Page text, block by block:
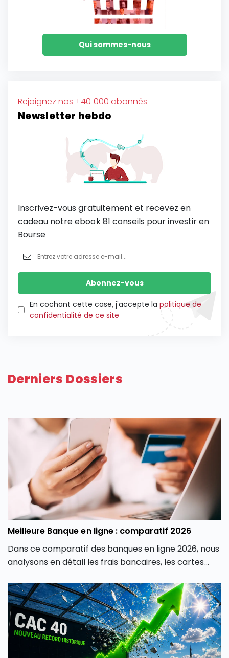
Qui sommes-nous
Rejoignez nos +40 000 abonnés
Newsletter hebdo
Inscrivez-vous gratuitement et recevez en
cadeau notre ebook 81 conseils pour investir en
Bourse
En cochant cette case, j'accepte la politique de
confidentialité de ce site
Derniers Dossiers
Meilleure Banque en ligne : comparatif 2026
Dans ce comparatif des banques en ligne 2026, nous
analysons en détail les frais bancaires, les cartes
d’investissement, les crédits et la qualité de service
afin de vous aider à identifier la banque en ligne la
plus adaptée à votre profil.